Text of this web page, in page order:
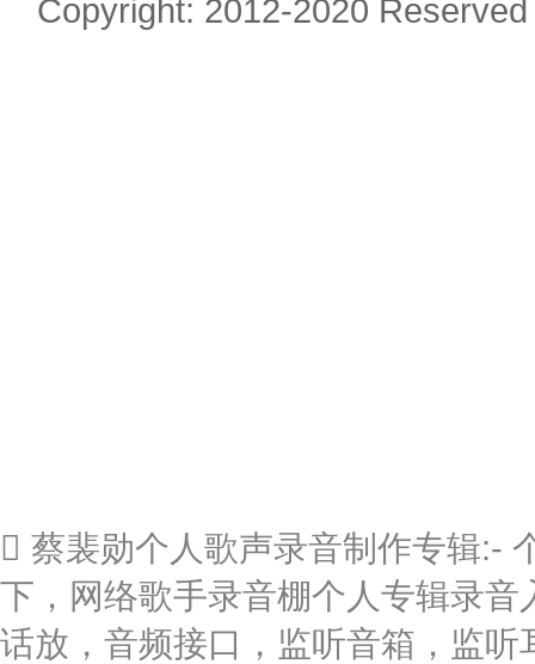
Copyright: 2012-2020
 蔡裴勋个人歌声录音制作专辑:-
下，网络歌手录音棚个人专辑录
话放，音频接口，监听音箱，监